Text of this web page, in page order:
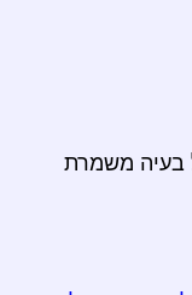
בעיה משמרת